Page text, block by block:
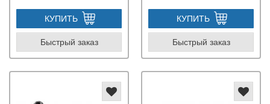
КУПИТЬ
Быстрый заказ
КУПИТЬ
Быстрый заказ